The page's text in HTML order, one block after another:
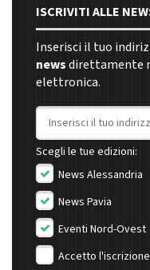
ISCRIVITI ALLE
Inserisci il tuo
newsdirettamente
elettronica.
Indirizzo email
Scegli le tue edizioni:
News Alessandria
News Pavia
Eventi Nord-Ovest
Accetto